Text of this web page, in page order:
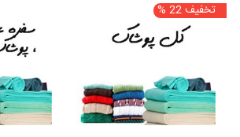
تخفیف 22 %